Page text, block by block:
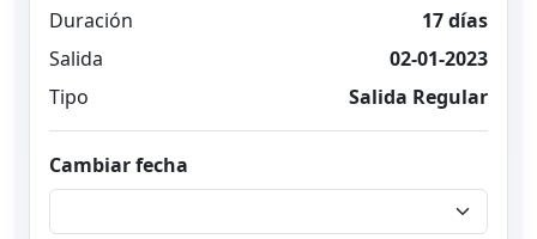
Duración
17 días
Salida
02-01-2023
Tipo
Salida Regular
Cambiar fecha